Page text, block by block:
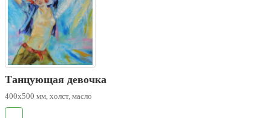
Танцующая девочка
400х500 мм, холст, масло